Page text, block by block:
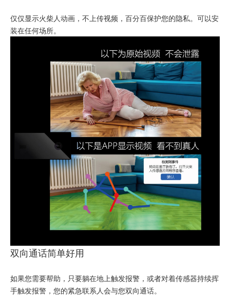
仅仅显示火柴人动画，不上传视频，百分百保护您的隐私。可以安
装在任何场所。
双向通话简单好用
如果您需要帮助，只要躺在地上触发报警，或者对着传感器持续挥
手触发报警，您的紧急联系人会与您双向通话。